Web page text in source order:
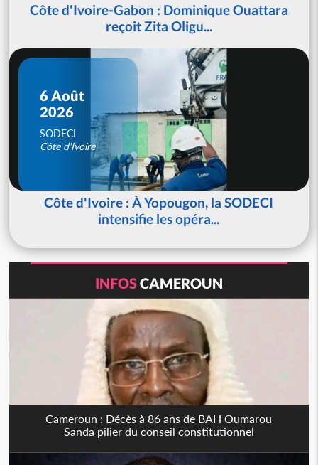
Côte d'Ivoire-Gabon : Dominique Ouattara
reçoit Zita Oligu...
6 Août
2026
SODECI
Côte d'Ivoire
Côte d'Ivoire : À Yopougon, la SODECI
intensifie les opéra...
INFOSCAMEROUN
Cameroun : Décès à 86 ans de BAH Oumarou
Sanda pilier du conseil constitutionnel